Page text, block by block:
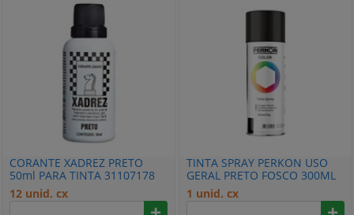
CORANTE XADREZ PRETO
50ml PARA TINTA 31107178
12 unid. cx
TINTA SPRAY PERKON USO
GERAL PRETO FOSCO 300ML
7207
1 unid. cx